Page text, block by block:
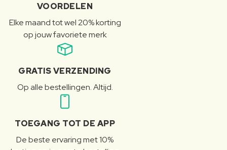
VOORDELEN
Elke maand tot wel 20% korting
op jouw favoriete merk
GRATIS VERZENDING
Op alle bestellingen. Altijd.
TOEGANG TOT DE APP
De beste ervaring met 10%